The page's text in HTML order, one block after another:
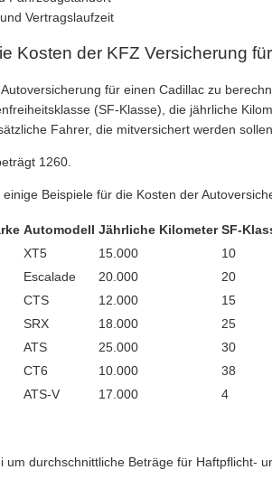
Vertragslaufzeit
Kosten der KFZ Versicherung
für einen Cadillac zu
(SF-Klasse), die jährliche
Fahrer, die mitversichert werden
1260.
Beispiele für die Kosten der
Automodell Jährliche Kilometer SF-
XT5 15.000
10
Escalade 20.000
20
CTS 12.000
15
SRX 18.000
25
ATS 25.000
30
CT6 10.000
38
ATS-V 17.000 4
um durchschnittliche Beträge für Haftpflicht-